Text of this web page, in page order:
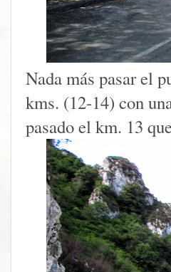
Nada más pasar el
kms. (12-14) con
pasado el km. 13